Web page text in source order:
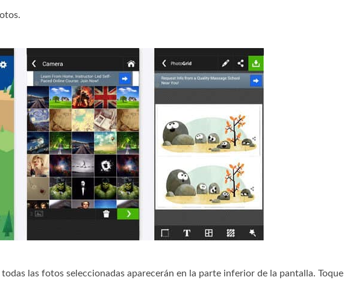
las fotos seleccionadas aparecerán en la parte inferior de la pantalla. Toque